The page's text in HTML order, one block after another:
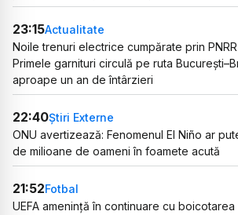
23:15Actualitate
Noile trenuri electrice cumpărate prin
Primele garnituri circulă pe ruta
aproape un an de întârzieri
22:40Știri Externe
ONU avertizează: Fenomenul El Niño ar
de milioane de oameni în foamete acută
21:52Fotbal
UEFA amenință în continuare cu boicotarea